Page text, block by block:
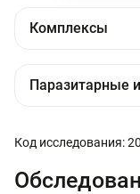
Код исследования: